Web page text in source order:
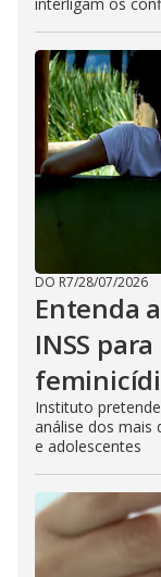
DO R7/28/07/2026
Entenda
INSS
Instituto
análise dos mais
e adolescentes